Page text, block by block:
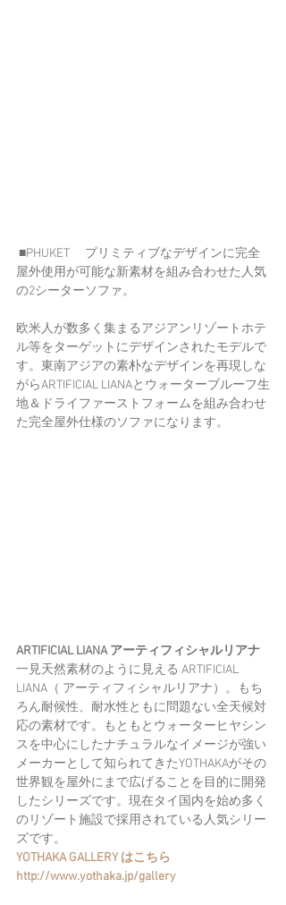
屋外使用が可能な新素材を組み合わせた人気
の2シーターソファ。
欧米人が数多く集まるアジアンリゾートホテ
ル等をターゲットにデザインされたモデルで
す。東南アジアの素朴なデザインを再現しな
がらARTIFICIAL LIANAとウォーターブルーフ生
地＆ドライファーストフォームを組み合わせ
た完全屋外仕様のソファになります。
ARTIFICIAL LIANA アーティフィシャルリアナ
一見天然素材のように見える ARTIFICIAL
LIANA（ アーティフィシャルリアナ）。もち
ろん耐候性、耐水性ともに問題ない全天候対
応の素材です。もともとウォーターヒヤシン
スを中心にしたナチュラルなイメージが強い
メーカーとして知られてきたYOTHAKAがその
世界観を屋外にまで広げることを目的に開発
したシリーズです。現在タイ国内を始め多く
のリゾート施設で採用されている人気シリー
ズです。
YOTHAKA GALLERY はこちら
http://www.yothaka.jp/gallery